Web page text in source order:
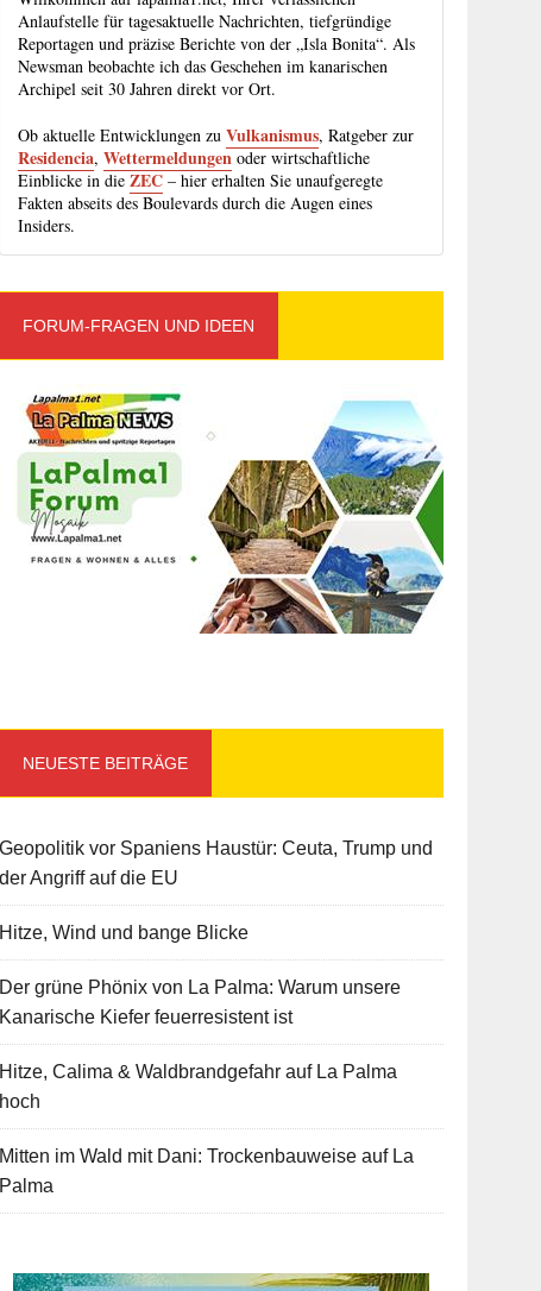
Anlaufstelle für tagesaktuelle Nachrichten, tiefgründige
Reportagen und präzise Berichte von der „Isla Bonita“. Als
Newsman beobachte ich das Geschehen im kanarischen
Archipel seit 30 Jahren direkt vor Ort.
Ob aktuelle Entwicklungen zuVulkanismus, Ratgeber zur
Residencia,Wettermeldungen oder wirtschaftliche
Einblicke in dieZEC – hier erhalten Sie unaufgeregte
Fakten abseits des Boulevards durch die Augen eines
Insiders.
FORUM-FRAGEN UND IDEEN
NEUESTE BEITRÄGE
Geopolitik vor Spaniens Haustür: Ceuta, Trump und
der Angriff auf die EU
Hitze, Wind und bange Blicke
Der grüne Phönix von La Palma: Warum unsere
Kanarische Kiefer feuerresistent ist
Hitze, Calima & Waldbrandgefahr auf La Palma
hoch
Mitten im Wald mit Dani: Trockenbauweise auf La
Palma